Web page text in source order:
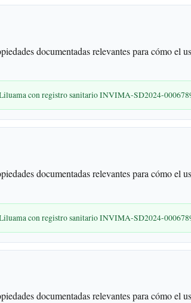
documentadas relevantes para cómo el
con registro sanitario INVIMA-SD2024-
documentadas relevantes para cómo el
con registro sanitario INVIMA-SD2024-
documentadas relevantes para cómo el